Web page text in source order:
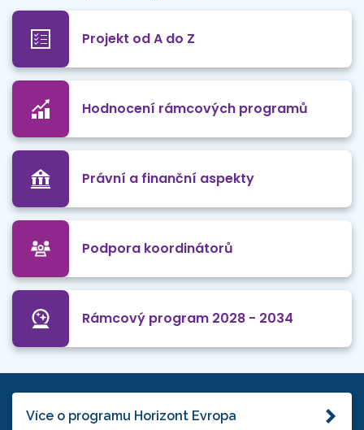
Projekt od A do Z
Hodnocení rámcových programů
Právní a finanční aspekty
Podpora koordinátorů
Rámcový program 2028 - 2034
Více o programu Horizont Evropa